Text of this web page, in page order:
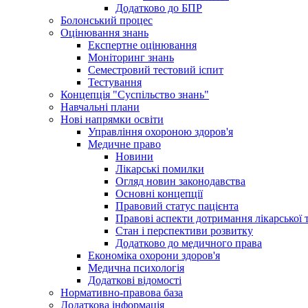
Додатково до БПР
Болонський процес
Оцінювання знань
Експертне оцінювання
Моніторинг знань
Семестровий тестовий іспит
Тестування
Концепція "Суспільство знань"
Навчальні плани
Нові напрямки освіти
Управління охороною здоров'я
Медичне право
Новини
Лікарські помилки
Огляд новин законодавства
Основні концепції
Правовий статус пацієнта
Правові аспекти дотримання лікарської
Стан і перспективи розвитку
Додатково до медичного права
Економіка охорони здоров'я
Медична психологія
Додаткові відомості
Нормативно-правова база
Додаткова інформація